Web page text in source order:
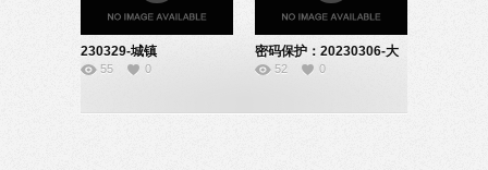
230329-城镇
化-10200421
55 0
密码保护：20230306-大
气的受热过程说
52 0